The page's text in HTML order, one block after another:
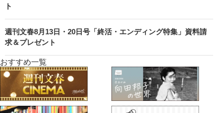
ト
週刊文春8月13日・20日号「終活・エンディング特集」資料請
求＆プレゼント
おすすめ一覧